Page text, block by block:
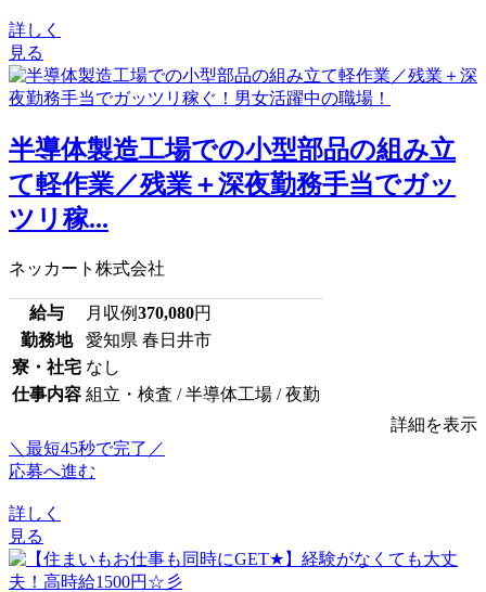
詳しく
見る
半導体製造工場での小型部品の組み立
て軽作業／残業＋深夜勤務手当でガッ
ツリ稼...
ネッカート株式会社
給与 月収例370,080円
勤務地
愛知県 春日井市
寮・社宅 なし
仕事内容 組立・検査 / 半導体工場 / 夜勤
詳細を表示
＼最短45秒で完了／
応募へ進む
詳しく
見る